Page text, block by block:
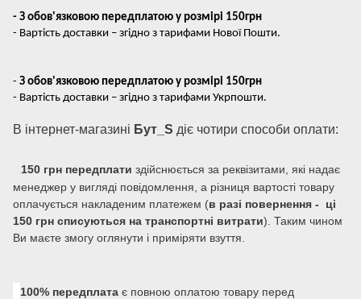
- З обов'язковою передплатою у розмірі 150грн
- Вартість доставки – згідно з тарифами Нової Пошти.
- З обов'язковою передплатою у розмірі 150грн
- Вартість доставки – згідно з тарифами Укрпошти.
В інтернет-магазині Бут_S діє чотири способи оплати:
150 грн передплати здійснюється за реквізитами, які надає
менеджер у вигляді повідомлення, а різниця вартості товару
оплачується накладеним платежем (в разі повернення - ці
150 грн списуються на транспортні витрати). Таким чином
Ви маєте змогу оглянути і приміряти взуття.
100% передплата є повною оплатою товару перед